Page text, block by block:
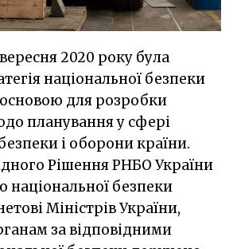
2020 року була
національної безпеки
основою для розробки
планування у сфері
і оборони країни.
Рішення РНБО України
національної безпеки
Міністрів України,
за відповідними